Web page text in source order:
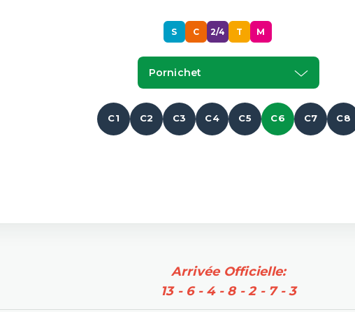
S C 2/4 T M
Pornichet
C1 C2 C3 C4 C5 C6 C7 C8
Arrivée Officielle:
13 - 6 - 4 - 8 - 2 - 7 - 3